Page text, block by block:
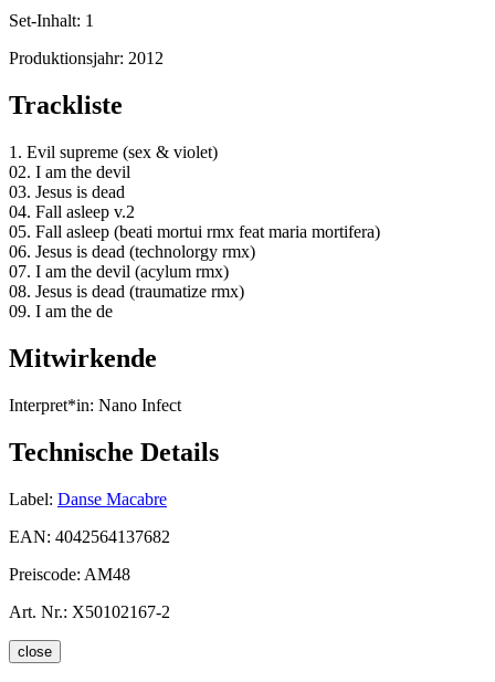
Set-Inhalt: 1
Produktionsjahr: 2012
Trackliste
1. Evil supreme (sex & violet)
02. I am the devil
03. Jesus is dead
04. Fall asleep v.2
05. Fall asleep (beati mortui rmx feat maria mortifera)
06. Jesus is dead (technolorgy rmx)
07. I am the devil (acylum rmx)
08. Jesus is dead (traumatize rmx)
09. I am the de
Mitwirkende
Interpret*in: Nano Infect
Technische Details
Label: Danse Macabre
EAN: 4042564137682
Preiscode: AM48
Art. Nr.: X50102167-2
close